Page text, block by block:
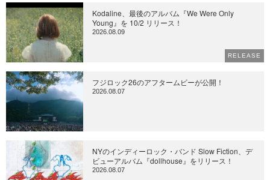
Kodaline、最後のアルバム『We Were Only
Young』を 10/2 リリース！
2026.08.09
RELEASE
フジロック26のアフタームビーが公開！
2026.08.07
NYのインディーロック・バンド Slow Fiction、デ
ビューアルバム『dollhouse』をリリース！
2026.08.07